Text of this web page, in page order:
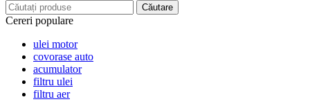
Căutare
Cereri populare
ulei motor
covorase auto
acumulator
filtru ulei
filtru aer